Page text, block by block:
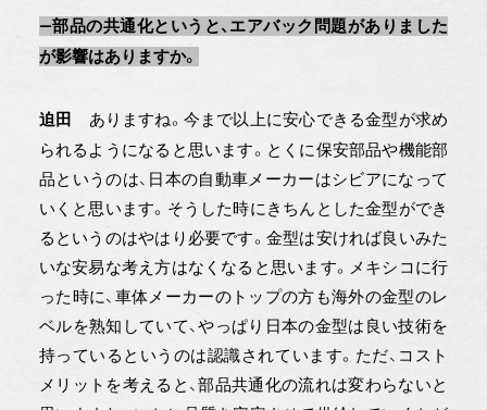
―部品の共通化というと、エアバック問題がありました
が影響はありますか。
迫田
ありますね。今まで以上に安心できる金型が求め
られるようになると思います。とくに保安部品や機能部
品というのは、日本の自動車メーカーはシビアになって
いくと思います。そうした時にきちんとした金型ができ
るというのはやはり必要です。金型は安ければ良いみた
いな安易な考え方はなくなると思います。メキシコに行
った時に、車体メーカーのトップの方も海外の金型のレ
ベルを熟知していて、やっぱり日本の金型は良い技術を
持っているというのは認識されています。ただ、コスト
メリットを考えると、部品共通化の流れは変わらないと